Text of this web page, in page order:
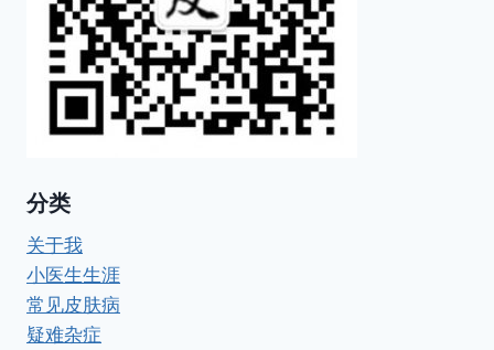
分类
关于我
小医生生涯
常见皮肤病
疑难杂症